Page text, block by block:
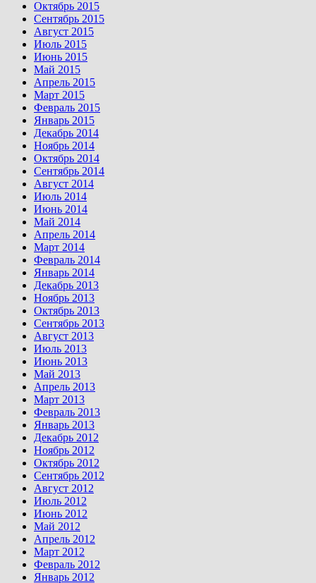
Октябрь 2015
Сентябрь 2015
Август 2015
Июль 2015
Июнь 2015
Май 2015
Апрель 2015
Март 2015
Февраль 2015
Январь 2015
Декабрь 2014
Ноябрь 2014
Октябрь 2014
Сентябрь 2014
Август 2014
Июль 2014
Июнь 2014
Май 2014
Апрель 2014
Март 2014
Февраль 2014
Январь 2014
Декабрь 2013
Ноябрь 2013
Октябрь 2013
Сентябрь 2013
Август 2013
Июль 2013
Июнь 2013
Май 2013
Апрель 2013
Март 2013
Февраль 2013
Январь 2013
Декабрь 2012
Ноябрь 2012
Октябрь 2012
Сентябрь 2012
Август 2012
Июль 2012
Июнь 2012
Май 2012
Апрель 2012
Март 2012
Февраль 2012
Январь 2012